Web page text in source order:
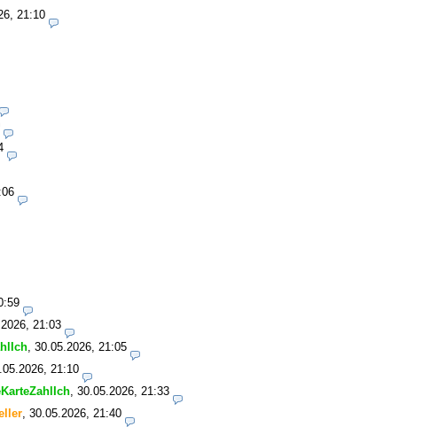
21:10
21:03
30.05.2026, 21:05
21:10
30.05.2026, 21:33
30.05.2026, 21:40